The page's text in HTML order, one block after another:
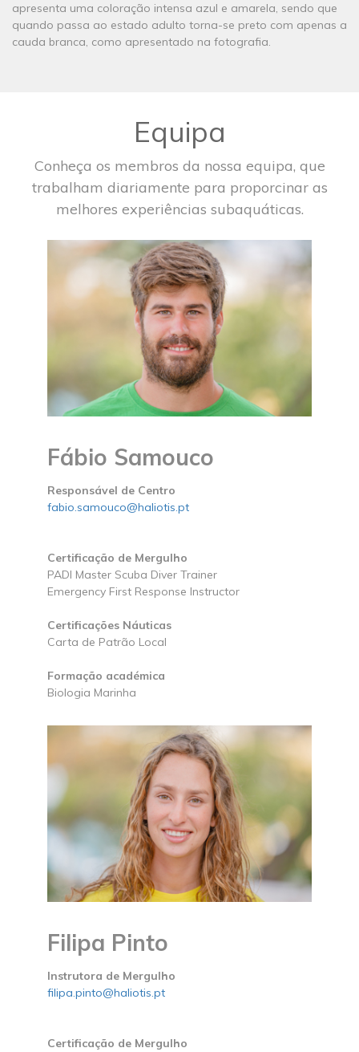
apresenta uma coloração intensa azul e amarela, sendo que
quando passa ao estado adulto torna-se preto com apenas a
cauda branca, como apresentado na fotografia.
Equipa
Conheça os membros da nossa equipa, que
trabalham diariamente para proporcinar as
melhores experiências subaquáticas.
Fábio Samouco
Responsável de Centro
fabio.samouco@haliotis.pt
Certificação de Mergulho
PADI Master Scuba Diver Trainer
Emergency First Response Instructor
Certificações Náuticas
Carta de Patrão Local
Formação académica
Biologia Marinha
Filipa Pinto
Instrutora de Mergulho
filipa.pinto@haliotis.pt
Certificação de Mergulho